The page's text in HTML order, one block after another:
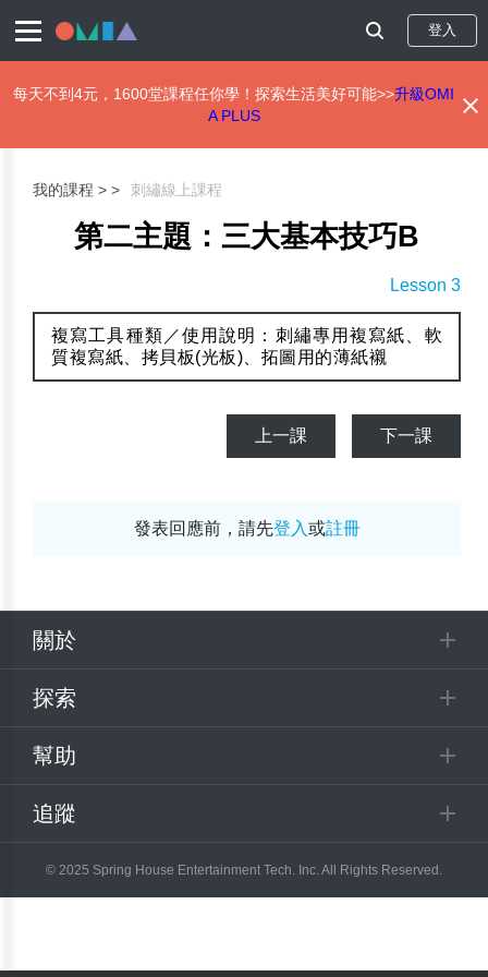
登入
每天不到4元，1600堂課程任你學！探索生活美好可能>>升級OMI
A PLUS
我的課程 > 刺繡線上課程
第二主題：三大基本技巧B
Lesson 3
複寫工具種類／使用說明：刺繡專用複寫紙、軟
質複寫紙、拷貝板(光板)、拓圖用的薄紙襯
上一課 下一課
發表回應前，請先登入或註冊
關於
探索
幫助
追蹤
© 2025 Spring House Entertainment Tech. Inc. All Rights Reserved.